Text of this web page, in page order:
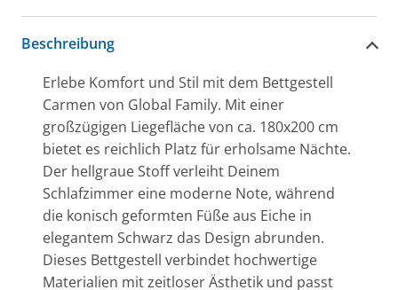
Beschreibung
Erlebe Komfort und Stil mit dem Bettgestell
Carmen von Global Family. Mit einer
großzügigen Liegefläche von ca. 180x200 cm
bietet es reichlich Platz für erholsame Nächte.
Der hellgraue Stoff verleiht Deinem
Schlafzimmer eine moderne Note, während
die konisch geformten Füße aus Eiche in
elegantem Schwarz das Design abrunden.
Dieses Bettgestell verbindet hochwertige
Materialien mit zeitloser Ästhetik und passt